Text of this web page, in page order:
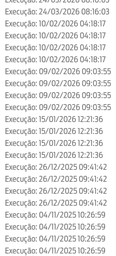
Execução: 24/03/2026 08:16:03
Execução: 10/02/2026 04:18:17
Execução: 10/02/2026 04:18:17
Execução: 10/02/2026 04:18:17
Execução: 10/02/2026 04:18:17
Execução: 09/02/2026 09:03:55
Execução: 09/02/2026 09:03:55
Execução: 09/02/2026 09:03:55
Execução: 09/02/2026 09:03:55
Execução: 15/01/2026 12:21:36
Execução: 15/01/2026 12:21:36
Execução: 15/01/2026 12:21:36
Execução: 15/01/2026 12:21:36
Execução: 26/12/2025 09:41:42
Execução: 26/12/2025 09:41:42
Execução: 26/12/2025 09:41:42
Execução: 26/12/2025 09:41:42
Execução: 04/11/2025 10:26:59
Execução: 04/11/2025 10:26:59
Execução: 04/11/2025 10:26:59
Execução: 04/11/2025 10:26:59